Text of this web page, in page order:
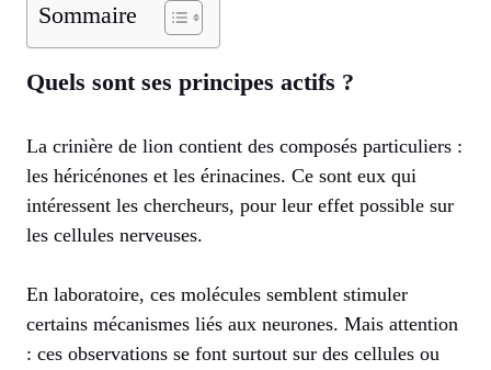
Sommaire
Quels sont ses principes actifs ?
La crinière de lion contient des composés particuliers :
les héricénones et les érinacines. Ce sont eux qui
intéressent les chercheurs, pour leur effet possible sur
les cellules nerveuses.
En laboratoire, ces molécules semblent stimuler
certains mécanismes liés aux neurones. Mais attention
: ces observations se font surtout sur des cellules ou